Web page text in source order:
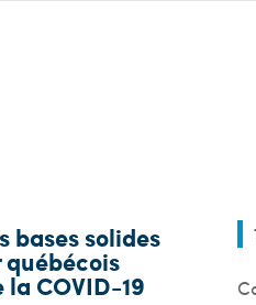
bases solides
COVID-19